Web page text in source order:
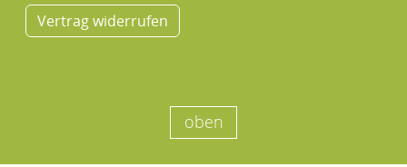
Vertrag widerrufen
oben